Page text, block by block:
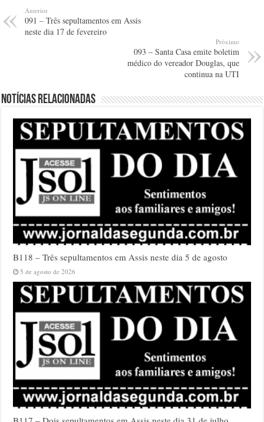
Anterior
091 – Três sepultamentos em Assis
neste dia 17 de fevereiro
Próximo
093 – Santa Casa emite boletim
médico do vereador Douglas, que
continua na UTI
Notícias relacionadas
B118 – Três sepultamentos em Assis neste dia 5 de agosto
5 de agosto de 2026